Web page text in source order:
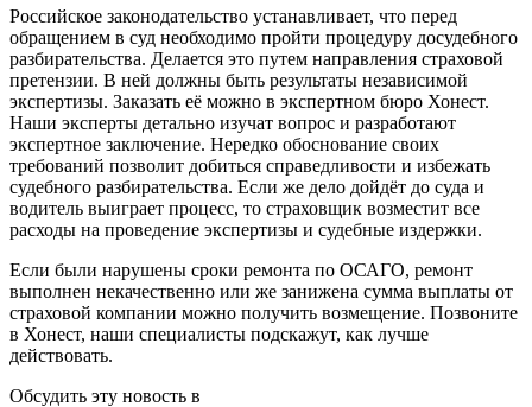
Российское законодательство устанавливает, что перед
обращением в суд необходимо пройти процедуру досудебного
разбирательства. Делается это путем направления страховой
претензии. В ней должны быть результаты независимой
экспертизы. Заказать её можно в экспертном бюро Хонест.
Наши эксперты детально изучат вопрос и разработают
экспертное заключение. Нередко обоснование своих
требований позволит добиться справедливости и избежать
судебного разбирательства. Если же дело дойдёт до суда и
водитель выиграет процесс, то страховщик возместит все
расходы на проведение экспертизы и судебные издержки.
Если были нарушены сроки ремонта по ОСАГО, ремонт
выполнен некачественно или же занижена сумма выплаты от
страховой компании можно получить возмещение. Позвоните
в Хонест, наши специалисты подскажут, как лучше
действовать.
Обсудить эту новость в